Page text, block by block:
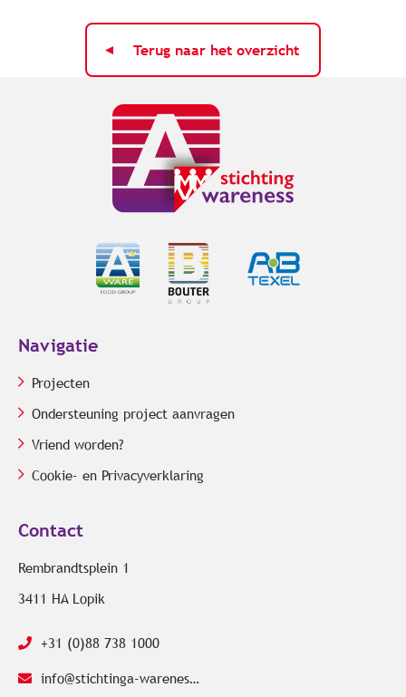
Terug naar het overzicht
Navigatie
Projecten
Ondersteuning project aanvragen
Vriend worden?
Cookie- en Privacyverklaring
Contact
Rembrandtsplein 1
3411 HA Lopik
+31 (0)88 738 1000
info@stichtinga-wareness.com